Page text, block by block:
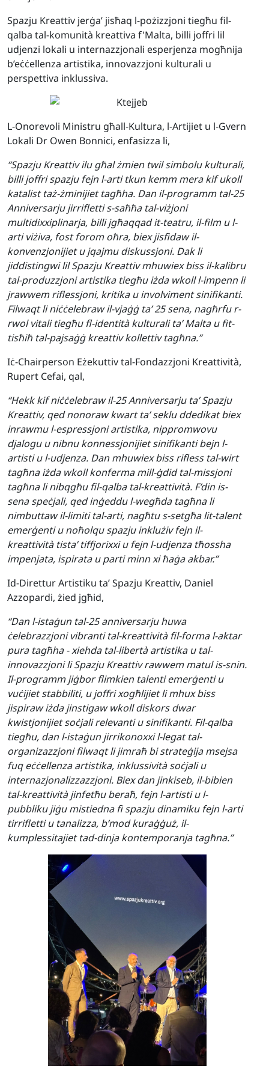
Spazju Kreattiv jerġa’ jisħaq l-pożizzjoni tiegħu fil-
qalba tal-komunità kreattiva f'Malta, billi joffri lil
udjenzi lokali u internazzjonali esperjenza mogħnija
b’eċċellenza artistika, innovazzjoni kulturali u
perspettiva inklussiva.
L-Onorevoli Ministru għall-Kultura, l-Artijiet u l-Gvern
Lokali Dr Owen Bonnici, enfasizza li,
“Spazju Kreattiv ilu għal żmien twil simbolu kulturali,
billi joffri spazju fejn l-arti tkun kemm mera kif ukoll
katalist taż-żminijiet tagħha. Dan il-programm tal-25
Anniversarju jirrifletti s-saħħa tal-viżjoni
multidixxiplinarja, billi jgħaqqad it-teatru, il-film u l-
arti viżiva, fost forom oħra, biex jisfidaw il-
konvenzjonijiet u jqajmu diskussjoni. Dak li
jiddistingwi lil Spazju Kreattiv mhuwiex biss il-kalibru
tal-produzzjoni artistika tiegħu iżda wkoll l-impenn li
jrawwem riflessjoni, kritika u involviment sinifikanti.
Filwaqt li niċċelebraw il-vjaġġ ta’ 25 sena, nagħrfu r-
rwol vitali tiegħu fl-identità kulturali ta’ Malta u fit-
tisħiħ tal-pajsaġġ kreattiv kollettiv tagħna.”
Iċ-Chairperson Eżekuttiv tal-Fondazzjoni Kreattività,
Rupert Cefai, qal,
“Hekk kif niċċelebraw il-25 Anniversarju ta’ Spazju
Kreattiv, qed nonoraw kwart ta’ seklu ddedikat biex
inrawmu l-espressjoni artistika, nippromwovu
djalogu u nibnu konnessjonijiet sinifikanti bejn l-
artisti u l-udjenza. Dan mhuwiex biss rifless tal-wirt
tagħna iżda wkoll konferma mill-ġdid tal-missjoni
tagħna li nibqgħu fil-qalba tal-kreattività. F’din is-
sena speċjali, qed inġeddu l-wegħda tagħna li
nimbuttaw il-limiti tal-arti, nagħtu s-setgħa lit-talent
emerġenti u noħolqu spazju inklużiv fejn il-
kreattività tista’ tiffjorixxi u fejn l-udjenza tħossha
impenjata, ispirata u parti minn xi ħaġa akbar.”
Id-Direttur Artistiku ta’ Spazju Kreattiv, Daniel
Azzopardi, żied jgħid,
“Dan l-istaġun tal-25 anniversarju huwa
ċelebrazzjoni vibranti tal-kreattività fil-forma l-aktar
pura tagħha - xiehda tal-libertà artistika u tal-
innovazzjoni li Spazju Kreattiv rawwem matul is-snin.
Il-programm jiġbor flimkien talenti emerġenti u
vuċijiet stabbiliti, u joffri xogħlijiet li mhux biss
jispiraw iżda jinstigaw wkoll diskors dwar
kwistjonijiet soċjali relevanti u sinifikanti. Fil-qalba
tiegħu, dan l-istaġun jirrikonoxxi l-legat tal-
organizazzjoni filwaqt li jimraħ bi strateġija msejsa
fuq eċċellenza artistika, inklussività soċjali u
internazjonalizzazzjoni. Biex dan jinkiseb, il-bibien
tal-kreattività jinfetħu beraħ, fejn l-artisti u l-
pubbliku jiġu mistiedna fi spazju dinamiku fejn l-arti
tirrifletti u tanalizza, b’mod kuraġġuż, il-
kumplessitajiet tad-dinja kontemporanja tagħna.”